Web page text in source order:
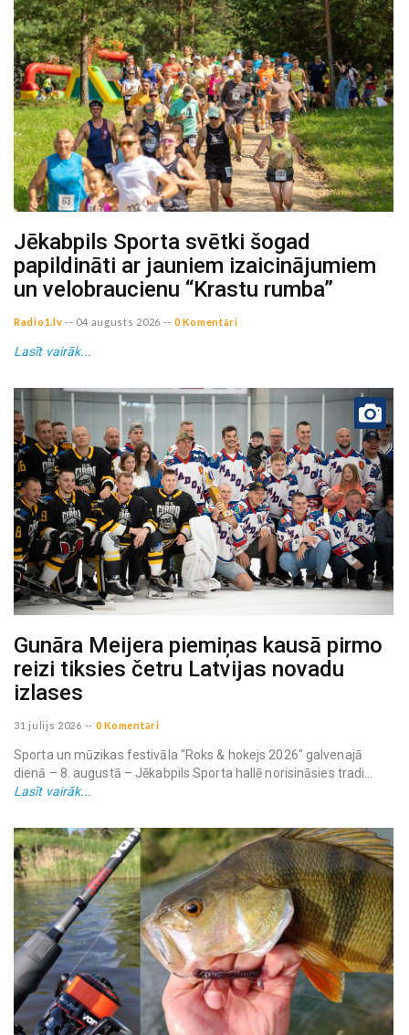
Jēkabpils Sporta svētki šogad
papildināti ar jauniem izaicinājumiem
un velobraucienu “Krastu rumba”
Radio1.lv -- 04 augusts 2026 -- 0 Komentāri
Lasīt vairāk...
Gunāra Meijera piemiņas kausā pirmo
reizi tiksies četru Latvijas novadu
izlases
31 julijs 2026 -- 0 Komentāri
Sporta un mūzikas festivāla "Roks & hokejs 2026" galvenajā
dienā – 8. augustā – Jēkabpils Sporta hallē norisināsies tradi...
Lasīt vairāk...